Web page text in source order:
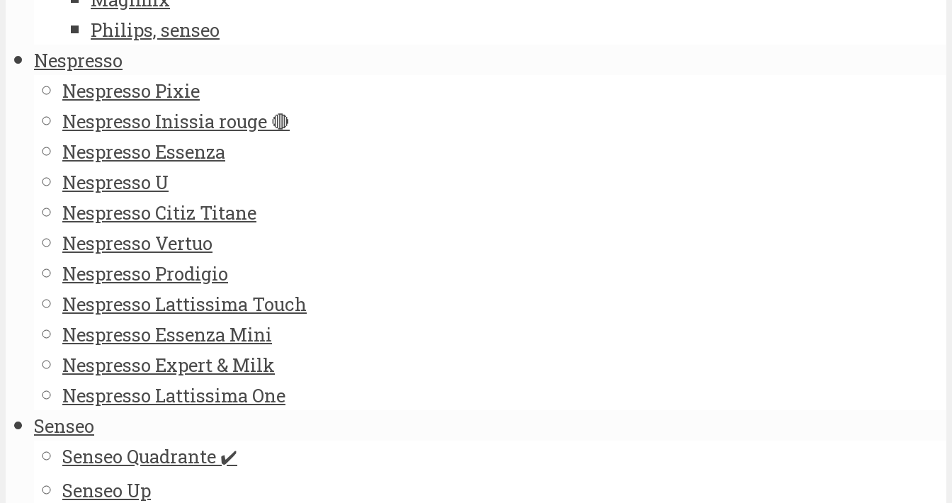
Philips, senseo
Nespresso
Nespresso Pixie
Nespresso Inissia rouge 🔴
Nespresso Essenza
Nespresso U
Nespresso Citiz Titane
Nespresso Vertuo
Nespresso Prodigio
Nespresso Lattissima Touch
Nespresso Essenza Mini
Nespresso Expert & Milk
Nespresso Lattissima One
Senseo
Senseo Quadrante ✔️
Senseo Up